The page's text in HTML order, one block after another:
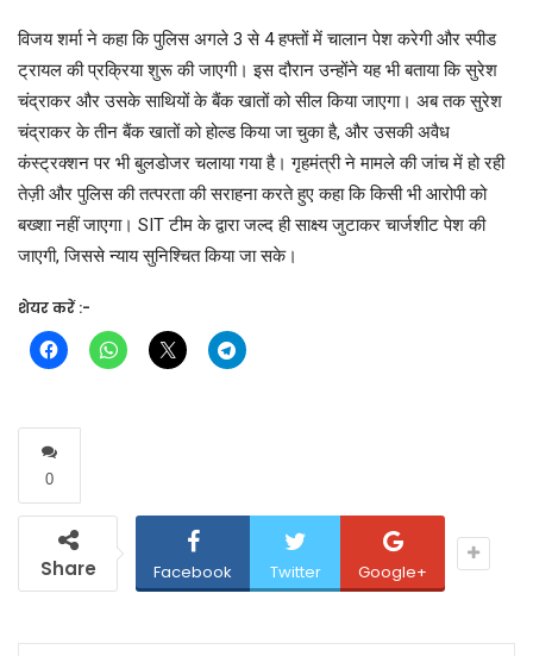
विजय शर्मा ने कहा कि पुलिस अगले 3 से 4 हफ्तों में चालान पेश करेगी और स्पीड
ट्रायल की प्रक्रिया शुरू की जाएगी। इस दौरान उन्होंने यह भी बताया कि सुरेश
चंद्राकर और उसके साथियों के बैंक खातों को सील किया जाएगा। अब तक सुरेश
चंद्राकर के तीन बैंक खातों को होल्ड किया जा चुका है, और उसकी अवैध
कंस्ट्रक्शन पर भी बुलडोजर चलाया गया है। गृहमंत्री ने मामले की जांच में हो रही
तेज़ी और पुलिस की तत्परता की सराहना करते हुए कहा कि किसी भी आरोपी को
बख्शा नहीं जाएगा। SIT टीम के द्वारा जल्द ही साक्ष्य जुटाकर चार्जशीट पेश की
जाएगी, जिससे न्याय सुनिश्चित किया जा सके।
शेयर करें :-
0
Share Facebook Twitter Google+